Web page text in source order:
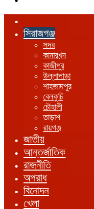
সিরাজগঞ্জ
সদর
কামারখন্দ
কাজীপুর
উল্লাপাড়া
শাহজাদপুর
বেলকুচি
চৌহালী
তাড়াশ
রায়গঞ্জ
জাতীয়
আন্তর্জাতিক
রাজনীতি
অপরাধ
বিনোদন
খেলা